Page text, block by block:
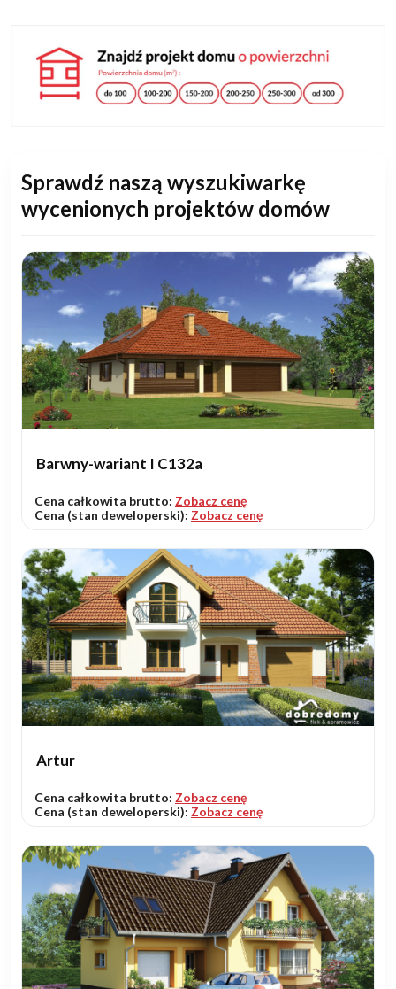
Sprawdź naszą wyszukiwarkę
wycenionych projektów domów
Barwny-wariant I C132a
Cena całkowita brutto: Zobacz cenę
Cena (stan deweloperski): Zobacz cenę
Artur
Cena całkowita brutto: Zobacz cenę
Cena (stan deweloperski): Zobacz cenę